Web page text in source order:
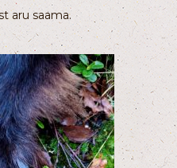
aru saama.